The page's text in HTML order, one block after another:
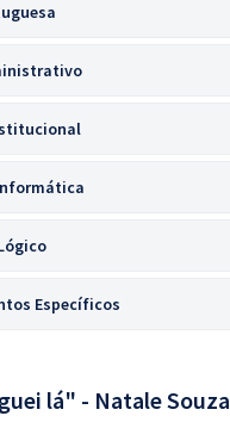
Específicos
lá" - Natale Souza